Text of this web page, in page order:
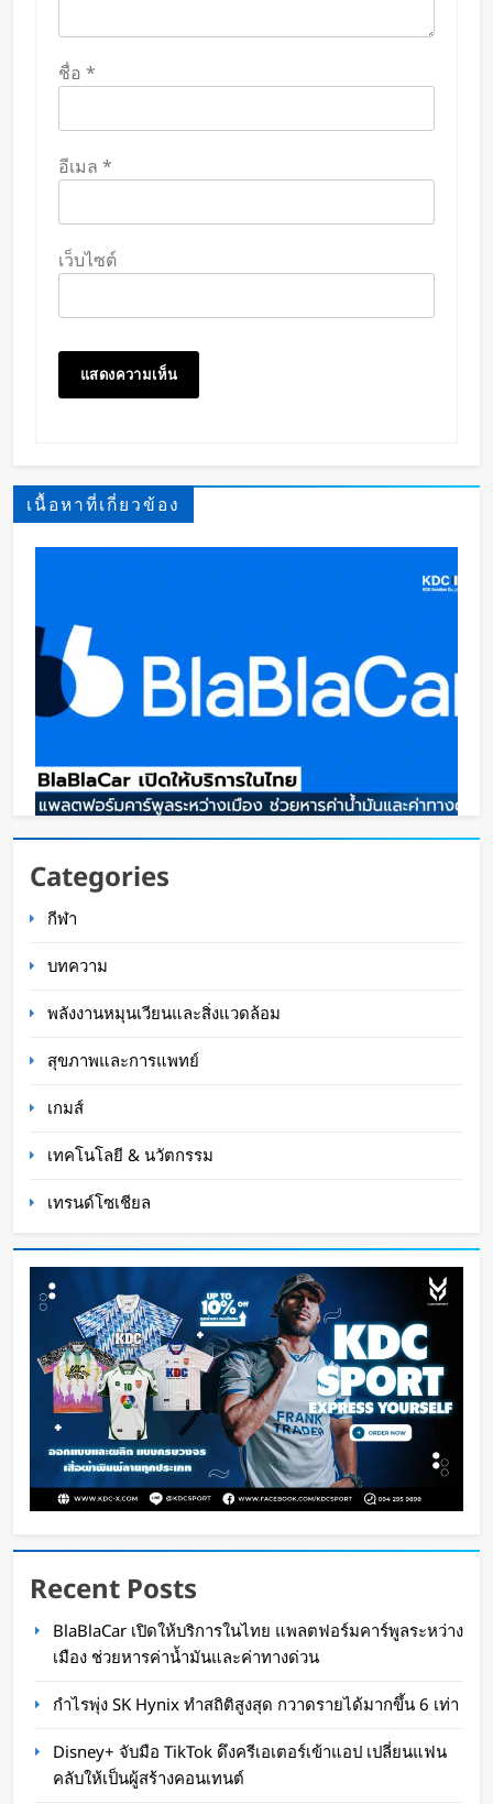
ชื่อ *
อีเมล *
เว็บไซต์
เนื้อหาที่เกี่ยวข้อง
BlaBlaCar เปิดให้บริการในไทย แพลตฟอร์มคาร์พูล
ระหว่างเมือง ช่วยหารค่าน้ำมันและค่าทางด่วน
เปลี่ยนแฟนคลับให้เป็นผู้สร้างคอนเทนต์
Oat Content 15 ชั่วโมง ago
Spotify เพิ่มโหมดวิ่งใหม่ ปรับเพลงตามความเร็ว
และรูปแบบการฝึก
WaWaW Content 1 วัน ago
Categories
กีฬา
บทความ
พลังงานหมุนเวียนและสิ่งแวดล้อม
สุขภาพและการแพทย์
เกมส์
เทคโนโลยี & นวัตกรรม
เทรนด์โซเชียล
Recent Posts
BlaBlaCar เปิดให้บริการในไทย แพลตฟอร์มคาร์พูลระหว่าง
เมือง ช่วยหารค่าน้ำมันและค่าทางด่วน
กำไรพุ่ง SK Hynix ทำสถิติสูงสุด กวาดรายได้มากขึ้น 6 เท่า
Disney+ จับมือ TikTok ดึงครีเอเตอร์เข้าแอป เปลี่ยนแฟน
คลับให้เป็นผู้สร้างคอนเทนต์